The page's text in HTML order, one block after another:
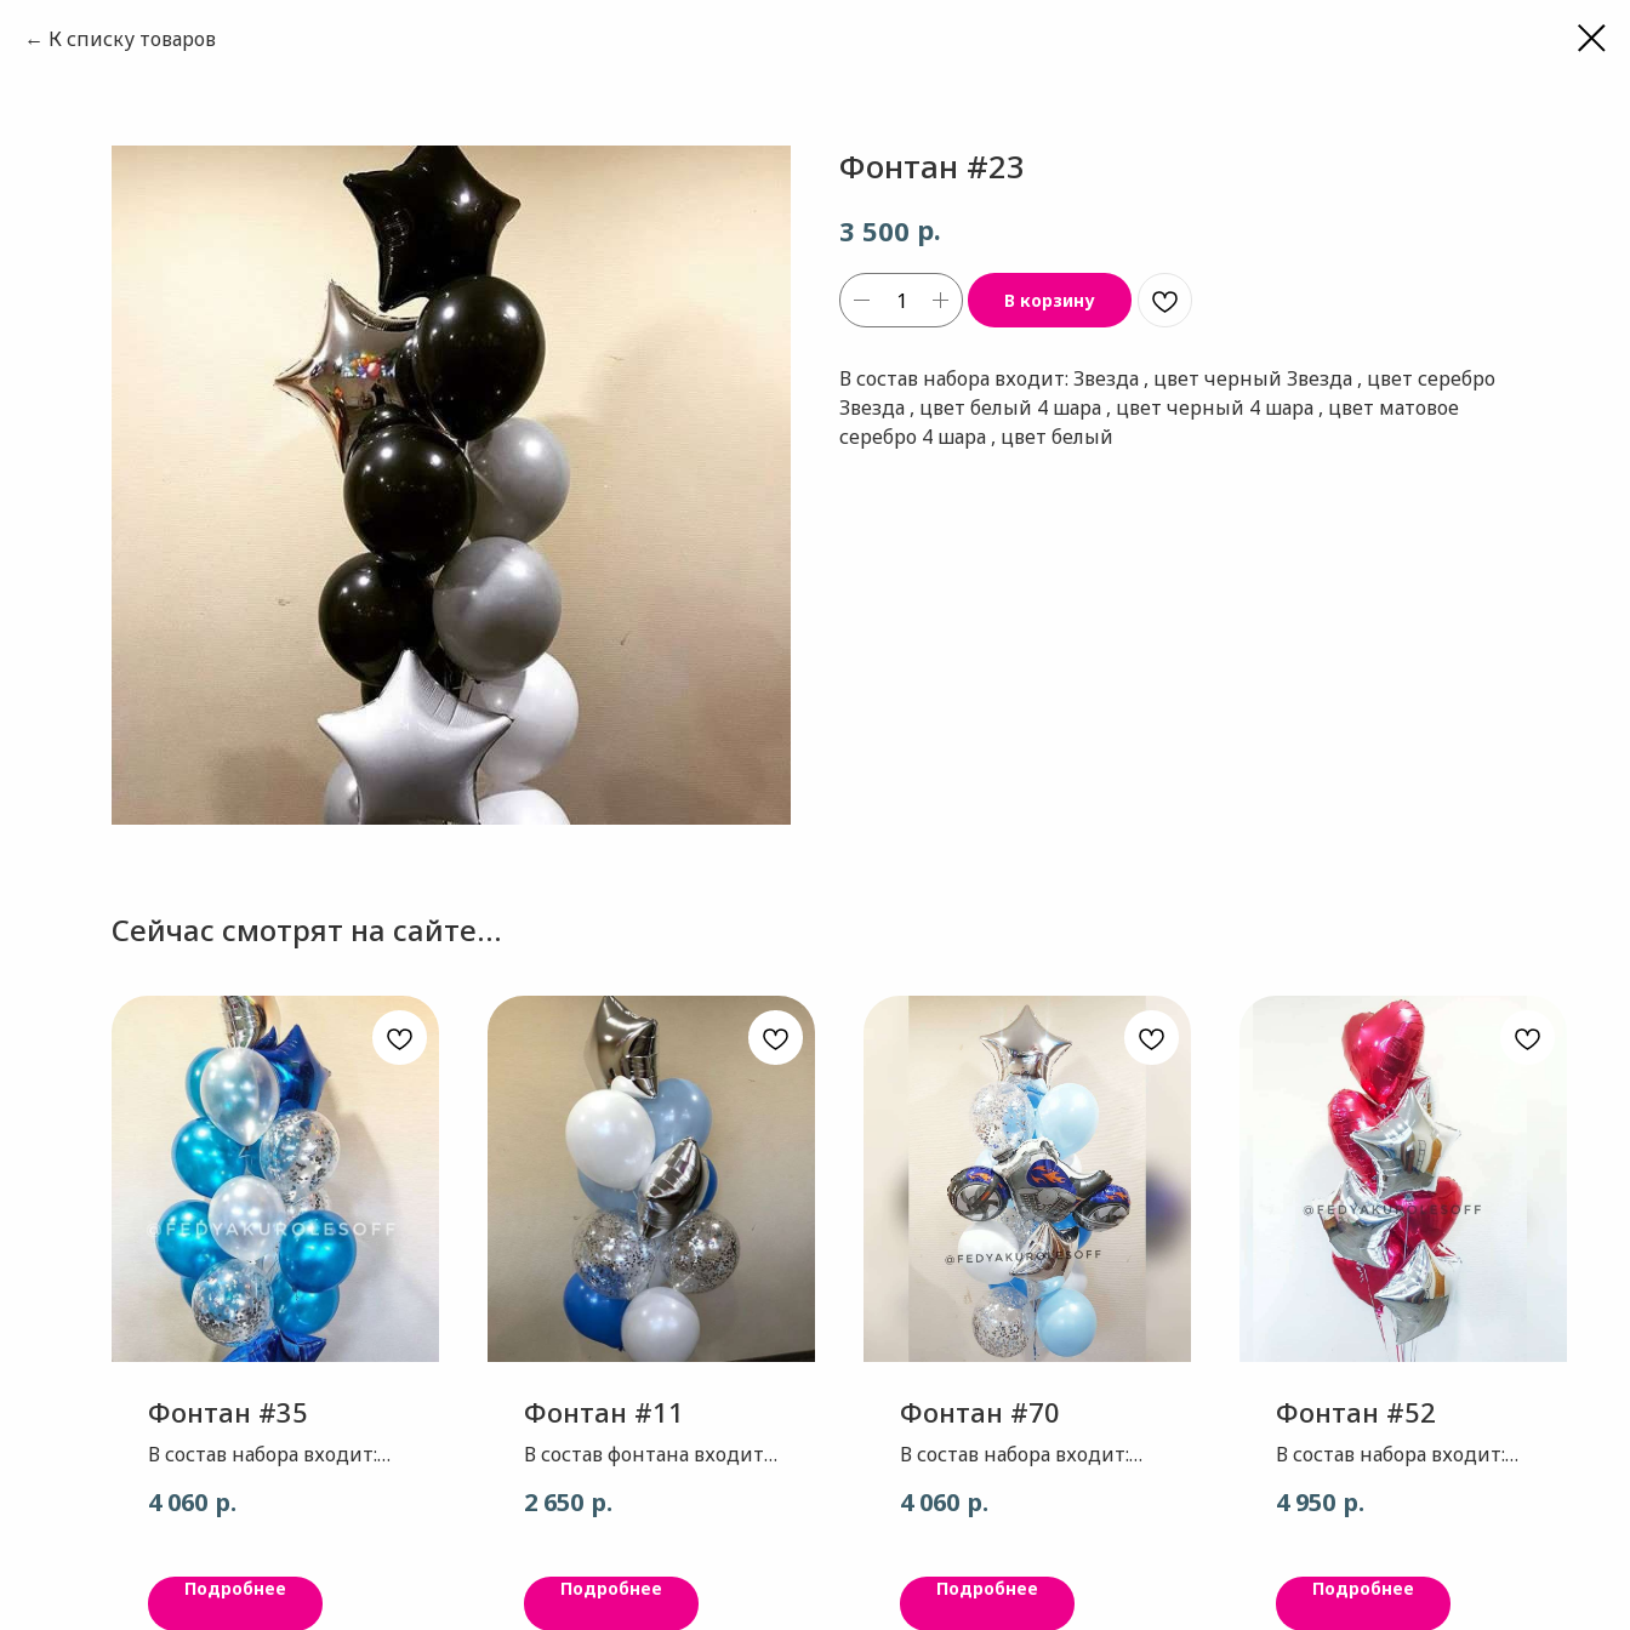
К списку товаров
Фонтан #23
3 500 р.
В корзину
В состав набора входит: Звезда , цвет черный Звезда , цвет серебро
Звезда , цвет белый 4 шара , цвет черный 4 шара , цвет матовое
серебро 4 шара , цвет белый
Сейчас смотрят на сайте...
Фонтан #35
В состав набора входит:
глянец, 1шт Звезда - ,
Шар - цвет синий
металик, 7шт Шар - цвет
4 060 р.
Подробнее
Фонтан #11
В состав фонтана входит:
( белый, голубой, синий) 2
(наполнение серебро).
2 650 р.
Подробнее
Фонтан #70
В состав набора входит:
хром, 2 шт. Фигура - Байк ,
классический белый ,
3шт. Шар - цвет, небесно
4 060 р.
Подробнее
Фонтан #52
В состав набора входит:
красный, 5 шт. Звезда -
5шт
4 950 р.
Подробнее